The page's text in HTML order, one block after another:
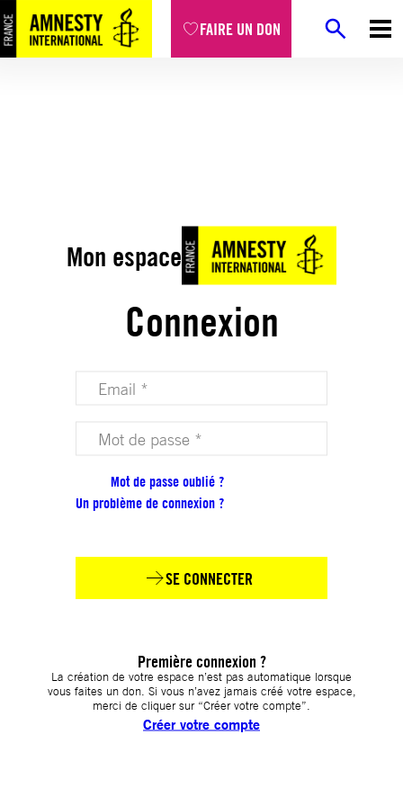
FAIRE UN DON
Mon espace
Connexion
Votre adresse email (obligatoire)
Votre mot de passe (obligatoire)
Mot de passe oublié ?
Un problème de connexion ?
SE CONNECTER
Première connexion ?
La création de votre espace n’est pas automatique lorsque
vous faites un don. Si vous n’avez jamais créé votre espace,
merci de cliquer sur “Créer votre compte”.
Créer votre compte